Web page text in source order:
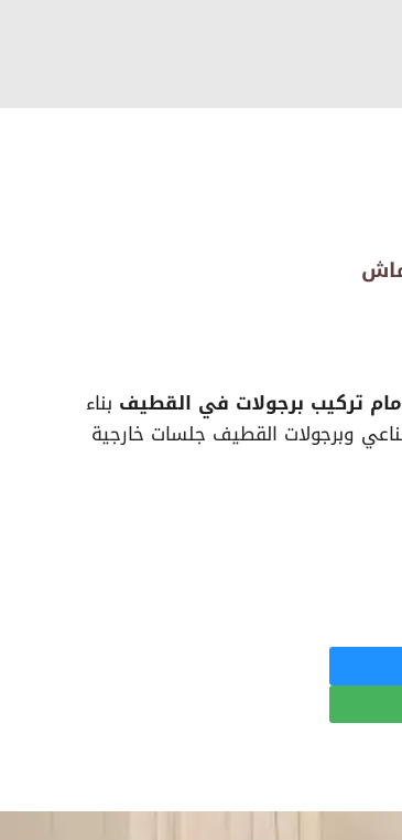
تركيب برجولات في القطيف بناء
وبرجولات القطيف جلسات خارجية